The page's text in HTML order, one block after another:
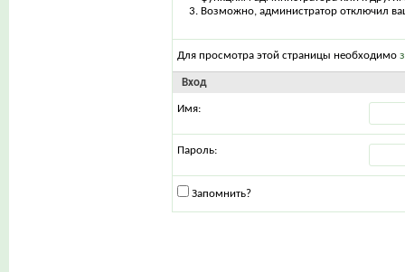
Возможно, администратор отключил
Для просмотра этой страницы необходимо
Вход
Имя:
Пароль:
Запомнить?